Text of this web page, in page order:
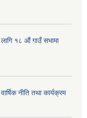
१८ औं गाउँ सभामा
नीति तथा कार्यक्रम